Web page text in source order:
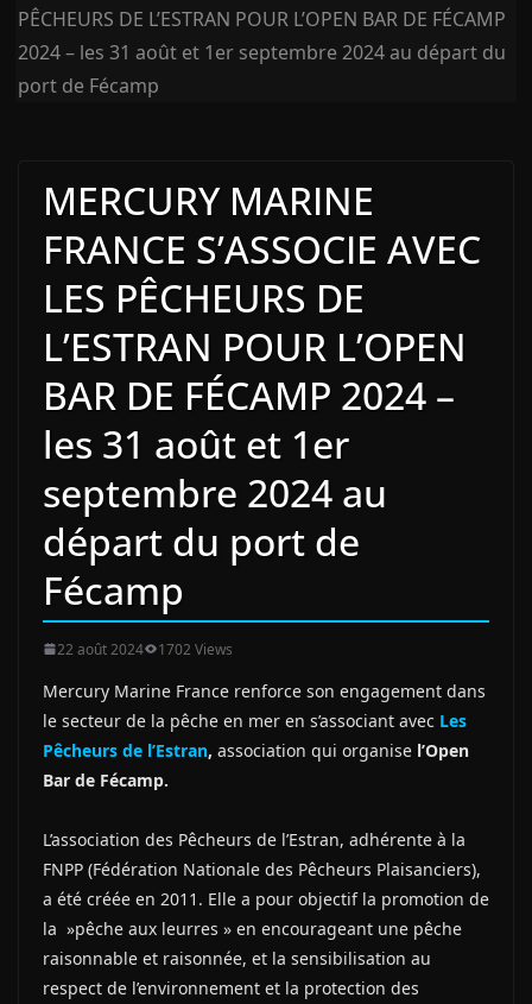
PÊCHEURS DE L’ESTRAN POUR L’OPEN BAR DE FÉCAMP
2024 – les 31 août et 1er septembre 2024 au départ du
port de Fécamp
MERCURY MARINE
FRANCE S’ASSOCIE AVEC
LES PÊCHEURS DE
L’ESTRAN POUR L’OPEN
BAR DE FÉCAMP 2024 –
les 31 août et 1er
septembre 2024 au
départ du port de
Fécamp
22 août 2024 1702 Views
Mercury Marine France renforce son engagement dans
le secteur de la pêche en mer en s’associant avec Les
Pêcheurs de l’Estran, association qui organise l’Open
Bar de Fécamp.
L’association des Pêcheurs de l’Estran, adhérente à la
FNPP (Fédération Nationale des Pêcheurs Plaisanciers),
a été créée en 2011. Elle a pour objectif la promotion de
la »pêche aux leurres » en encourageant une pêche
raisonnable et raisonnée, et la sensibilisation au
respect de l’environnement et la protection des